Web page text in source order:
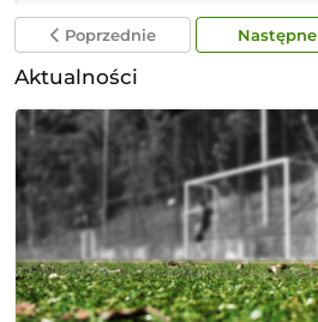
Poprzednie Następne
Aktualności